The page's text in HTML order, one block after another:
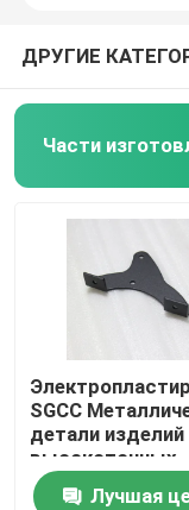
ДРУГИЕ
SGCC
детали изделий
высокоточных
листовых
Лучшая